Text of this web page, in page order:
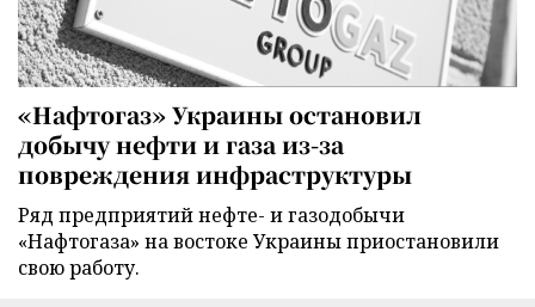
«Нафтогаз» Украины остановил
добычу нефти и газа из-за
повреждения инфраструктуры
Ряд предприятий нефте- и газодобычи
«Нафтогаза» на востоке Украины приостановили
свою работу.